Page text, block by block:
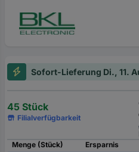
Sofort-Lieferung Di., 11.
45 Stück
Filialverfügbarkeit
Menge (Stück)
Ersparnis